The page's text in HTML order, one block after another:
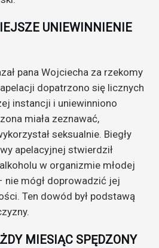
UNIEWINNIENIE
pana Wojciecha za rzekomy
dopatrzono się licznych
instancji i uniewinniono
miała zeznawać,
seksualnie. Biegły
apelacyjnej stwierdził
w organizmie młodej
nie mógł doprowadzić jej
Ten dowód był podstawą
MIESIĄC SPĘDZONY